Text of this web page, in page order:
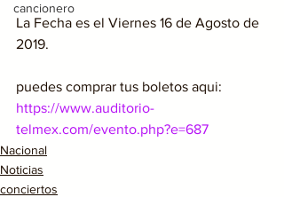
cancionero
La Fecha es el Viernes 16 de Agosto de
2019.
puedes comprar tus boletos aqui:
https://www.auditorio-
telmex.com/evento.php?e=687
Nacional
Noticias
conciertos